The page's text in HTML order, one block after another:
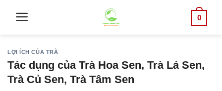
0
LỢI ÍCH CỦA TRÀ
Tác dụng của Trà Hoa Sen, Trà Lá Sen,
Trà Củ Sen, Trà Tâm Sen